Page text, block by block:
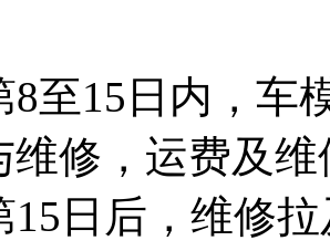
8至15日内，车
维修，运费及
15日后，维修